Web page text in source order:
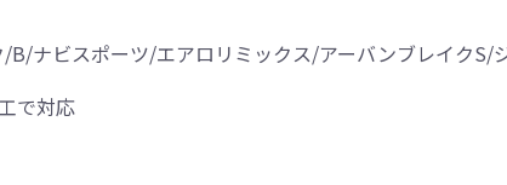
ナビスポーツ/エアロリミックス/アーバンブレイクS/
で対応